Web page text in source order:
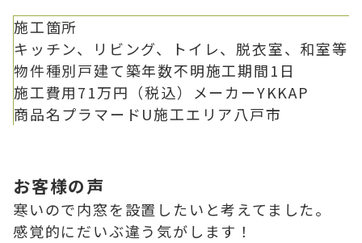
施工箇所
キッチン、リビング、トイレ、脱衣室、和室等
物件種別戸建て築年数不明施工期間1日
施工費用71万円（税込） メーカーYKKAP
商品名プラマードU施工エリア八戸市
お客様の声
寒いので内窓を設置したいと考えてました。
感覚的にだいぶ違う気がします！